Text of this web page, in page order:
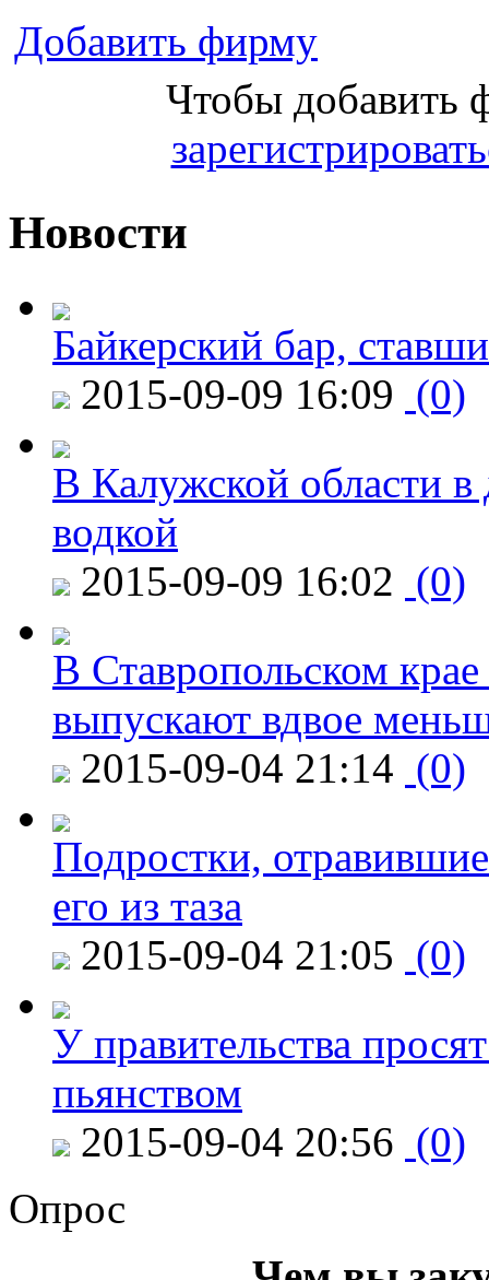
Добавить фирму
Чтобы добавить
Новости
Байкерский бар,
2015-09-09 16:09 (0)
В Калужской области в
водкой
2015-09-09 16:02 (0)
В Ставропольском
выпускают вдвое
2015-09-04 21:14 (0)
Подростки,
его из таза
2015-09-04 21:05 (0)
У правительства
пьянством
2015-09-04 20:56 (0)
Опрос